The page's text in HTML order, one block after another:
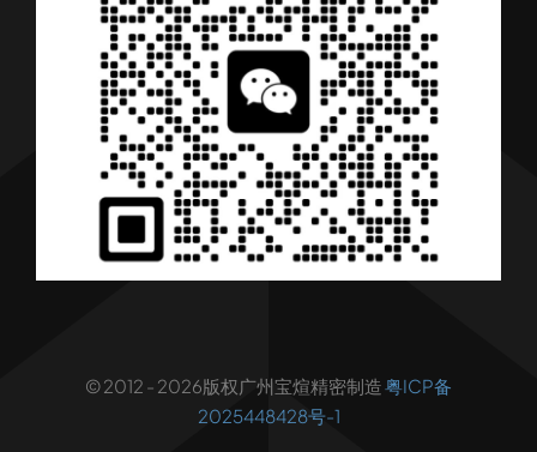
行业解决方案
行业新闻
联系我们
© 2012 - 2026版权广州宝煊精密制造粤ICP备
2025448428号-1